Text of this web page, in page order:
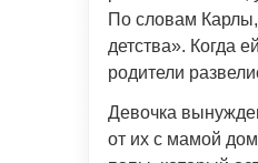
По словам
детства». Когда
родители
Девочка
от их с мамой